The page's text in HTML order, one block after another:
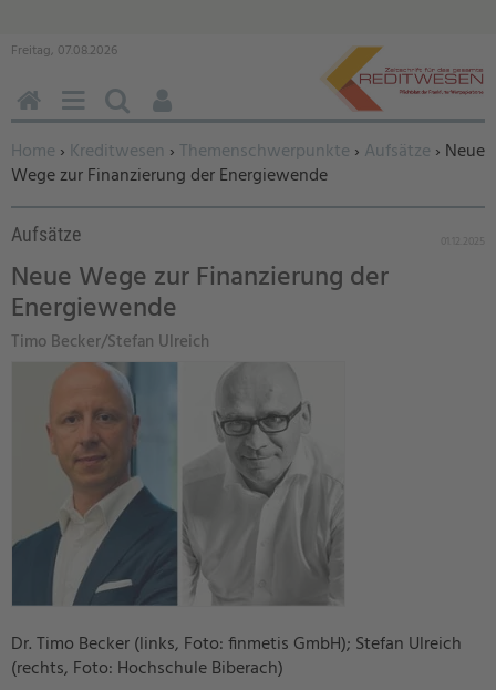
Freitag, 07.08.2026
Sie befinden sich hier:
Home › Kreditwesen › Themenschwerpunkte › Aufsätze › Neue
Wege zur Finanzierung der Energiewende
Aufsätze
Neue Wege zur Finanzierung der
Energiewende
Timo Becker/Stefan Ulreich
Dr. Timo Becker (links, Foto: finmetis GmbH); Stefan Ulreich
(rechts, Foto: Hochschule Biberach)
HOMEMENÜSUCHEN
BENUTZERFUNKTIONEN